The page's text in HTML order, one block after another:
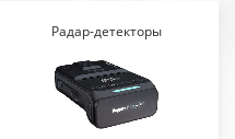
Радар-детекторы